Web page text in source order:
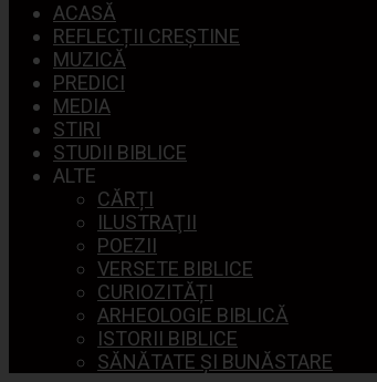
ACASĂ
REFLECȚII CREȘTINE
MUZICĂ
PREDICI
MEDIA
STIRI
STUDII BIBLICE
ALTE
CĂRȚI
ILUSTRAŢII
POEZII
VERSETE BIBLICE
CURIOZITĂȚI
ARHEOLOGIE BIBLICĂ
ISTORII BIBLICE
SĂNĂTATE ȘI BUNĂSTARE